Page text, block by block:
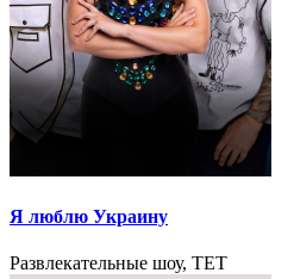
Я люблю Украину
Развлекательные шоу, TET